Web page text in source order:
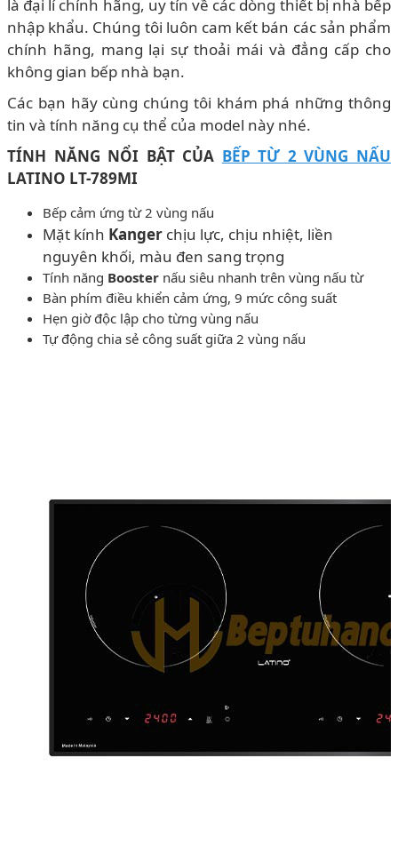
là đại lí chính hãng, uy tín về các dòng thiết bị nhà bếp
nhập khẩu. Chúng tôi luôn cam kết bán các sản phẩm
chính hãng, mang lại sự thoải mái và đẳng cấp cho
không gian bếp nhà bạn.
Các bạn hãy cùng chúng tôi khám phá những thông
tin và tính năng cụ thể của model này nhé.
TÍNH NĂNG NỔI BẬT CỦA BẾP TỪ 2 VÙNG NẤU
LATINO LT-789MI
Bếp cảm ứng từ 2 vùng nấu
Mặt kính Kanger chịu lực, chịu nhiệt, liền
nguyên khối, màu đen sang trọng
Tính năng Booster nấu siêu nhanh trên vùng nấu từ
Bàn phím điều khiển cảm ứng, 9 mức công suất
Hẹn giờ độc lập cho từng vùng nấu
Tự động chia sẻ công suất giữa 2 vùng nấu